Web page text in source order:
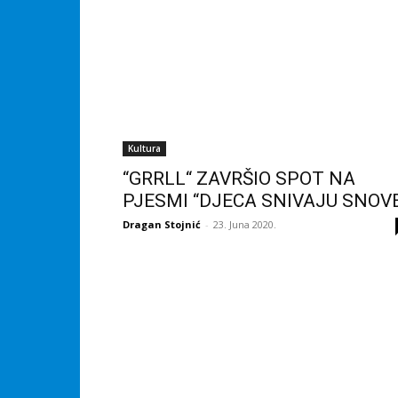
Kultura
“GRRLL“ ZAVRŠIO SPOT NA
PJESMI “DJECA SNIVAJU
Dragan Stojnić - 23. Juna 2020.